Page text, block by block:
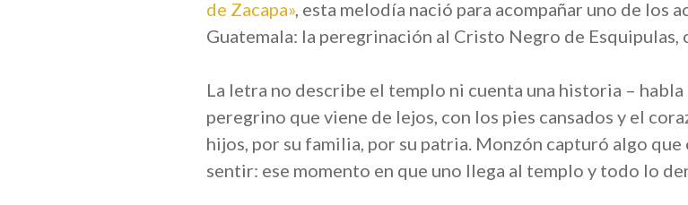
de Zacapa», esta melodía nació para acompañar uno de los
Guatemala: la peregrinación al Cristo Negro de Esquipulas,
La letra no describe el templo ni cuenta una historia –
peregrino que viene de lejos, con los pies cansados y el
hijos, por su familia, por su patria. Monzón capturó algo
sentir: ese momento en que uno llega al templo y todo lo